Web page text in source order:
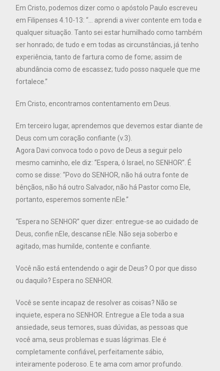
Em Cristo, podemos dizer como o apóstolo Paulo escreveu
em Filipenses 4.10-13: “… aprendi a viver contente em toda e
qualquer situação. Tanto sei estar humilhado como também
ser honrado; de tudo e em todas as circunstâncias, já tenho
experiência, tanto de fartura como de fome; assim de
abundância como de escassez; tudo posso naquele que me
fortalece.”
Em Cristo, encontramos contentamento em Deus.
Em terceiro lugar, aprendemos que devemos estar diante de
Deus com um coração confiante (v.3).
Agora Davi convoca todo o povo de Deus a seguir pelo
mesmo caminho, ele diz: “Espera, ó Israel, no SENHOR”. É
como se disse: “Povo do SENHOR, não há outra fonte de
bênçãos, não há outro Salvador, não há Pastor como Ele,
portanto, esperemos somente nEle.”
“Espera no SENHOR” quer dizer: entregue-se ao cuidado de
Deus, confie nEle, descanse nEle. Não seja soberbo e
agitado, mas humilde, contente e confiante.
Você não está entendendo o agir de Deus? O por que disso
ou daquilo? Espera no SENHOR.
Você se sente incapaz de resolver as coisas? Não se
inquiete, espera no SENHOR. Entregue a Ele toda a sua
ansiedade, seus temores, suas dúvidas, as pessoas que
você ama, seus problemas e suas lágrimas. Ele é
completamente confiável, perfeitamente sábio,
inteiramente poderoso. E te ama com amor profundo.